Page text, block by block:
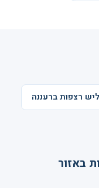
רצפות ברעננה
באזור